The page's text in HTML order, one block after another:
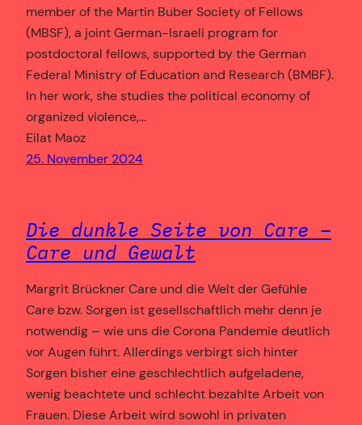
member of the Martin Buber Society of Fellows
(MBSF), a joint German-Israeli program for
postdoctoral fellows, supported by the German
Federal Ministry of Education and Research (BMBF).
In her work, she studies the political economy of
organized violence,…
Eilat Maoz
25. November 2024
Die dunkle Seite von Care –
Care und Gewalt
Margrit Brückner Care und die Welt der Gefühle
Care bzw. Sorgen ist gesellschaftlich mehr denn je
notwendig – wie uns die Corona Pandemie deutlich
vor Augen führt. Allerdings verbirgt sich hinter
Sorgen bisher eine geschlechtlich aufgeladene,
wenig beachtete und schlecht bezahlte Arbeit von
Frauen. Diese Arbeit wird sowohl in privaten